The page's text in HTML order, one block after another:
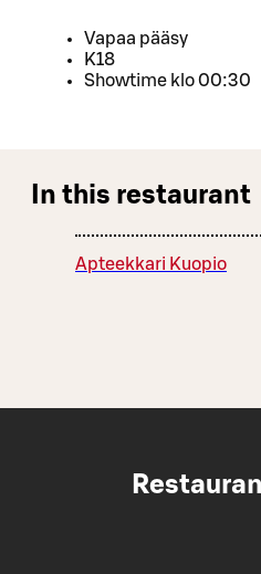
Vapaa pääsy
K18
Showtime klo 00:30
In this restaurant
Apteekkari Kuopio